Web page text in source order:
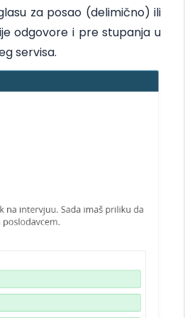
za posao (delimično) ili
odgovore i pre stupanja u
servisa.